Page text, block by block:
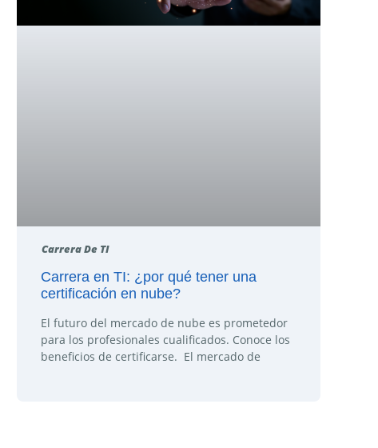
Carrera De TI
Carrera en TI: ¿por qué tener una
certificación en nube?
El futuro del mercado de nube es prometedor
para los profesionales cualificados. Conoce los
beneficios de certificarse. El mercado de